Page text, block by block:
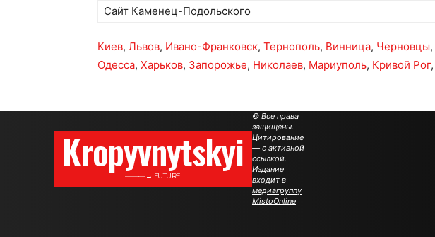
Сайт Каменец-Подольского
Киев, Львов, Ивано-Франковск, Тернополь, Винница, Черновцы,
Одесса, Харьков, Запорожье, Николаев, Мариуполь, Кривой Рог,
Kropyvnytskyi
———→ FUTURE
© Все права
защищены.
Цитирование
— с активной
ссылкой.
Издание
входит в
медиагруппу
MistoOnline